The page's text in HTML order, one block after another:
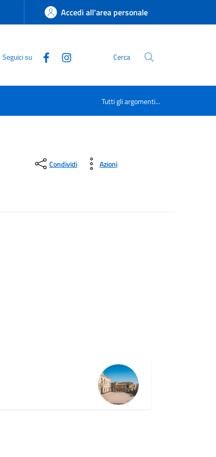
Accedi all'area personale
Seguici su Cerca
Tutti gli argomenti...
Condividi Azioni